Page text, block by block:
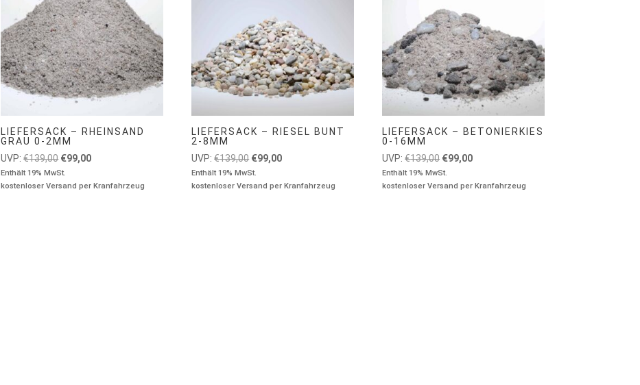
LIEFERSACK – RHEINSAND
GRAU 0-2MM
UVP: €139,00 Ursprünglicher
Preis
war:
€99,00Aktueller
ist:
Enthält 19% MwSt.
kostenloser Versand per Kranfahrzeug
LIEFERSACK – RIESEL BUNT
2-8MM
UVP: €139,00 Ursprünglicher
Preis
war:
€99,00Aktueller
ist:
Enthält 19% MwSt.
kostenloser Versand per Kranfahrzeug
LIEFERSACK – BETONIERKIES
0-16MM
UVP: €139,00 Ursprünglicher
Preis
war:
€99,00Aktueller
ist:
Enthält 19% MwSt.
kostenloser Versand per Kranfahrzeug